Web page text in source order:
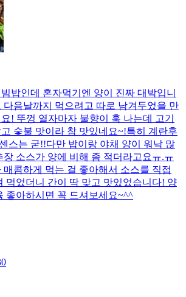
밥인데 혼자먹기엔 양이 진짜 대박입니
다음날까지 먹으려고 따로 남겨두었을 만
! 뚜껑 열자마자 불향이 훅 나는데 고기
숯불 맛이라 참 맛있네요~!특히 계란후
스는 굳!! ​다만 밥이랑 야채 양이 워낙 많
장 소스가 양에 비해 좀 적더라고요ㅠ.ㅠ
매콤하게 먹는 걸 좋아해서 소스를 직접
먹었더니 간이 딱 맞고 맛있었습니다! 양
좋아하시면 꼭 드셔보세요~^^